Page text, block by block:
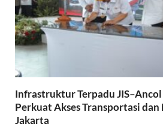
Infrastruktur Terpadu JIS–Ancol
Perkuat Akses Transportasi
Jakarta